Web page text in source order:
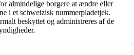
almindelige borgere at ændre eller
i et schweizisk nummerpladetjek.
beskyttet og administreres af de